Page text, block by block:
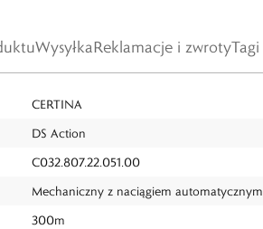
WysyłkaReklamacje i zwrotyTagi
CERTINA
DS Action
C032.807.22.051.00
Mechaniczny z naciągiem automatycznym
300m